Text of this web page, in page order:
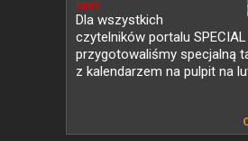
NEWS
Dla wszystkich
czytelników portalu SPECIAL
przygotowaliśmy specjalną
z kalendarzem na pulpit na